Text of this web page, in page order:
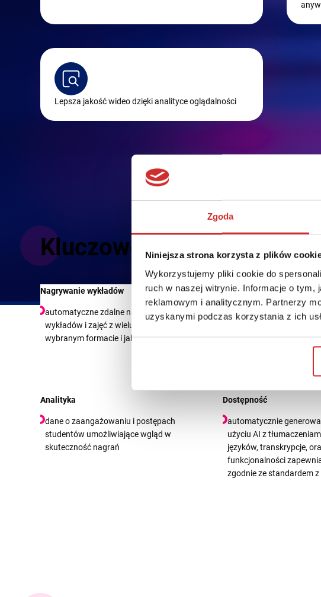
Zgoda
Niniejsza strona korzysta z plików
Wykorzystujemy pliki cookie do
ruch w naszej witrynie. Informacje o tym,
reklamowym i analitycznym. Partnerzy
uzyskanymi podczas korzystania z ich
Lepsza jakość wideo dzięki analityce oglądalności
Kluczowe funkcjonalności
Nagrywanie wykładów
automatyczne zdalne nagrywanie
wykładów i zajęć z wielu urządzeń w
wybranym formacie i jakości
Edycja online
łatwy sposób modyfikacji
jednoczesnym
oryginalnej nagrania
Analityka
dane o zaangażowaniu i postępach
studentów umożliwiające wgląd w
skuteczność nagrań
Dostępność
automatycznie
użyciu AI z
języków, transkrypcje,
funkcjonalności
zgodnie ze standardem z